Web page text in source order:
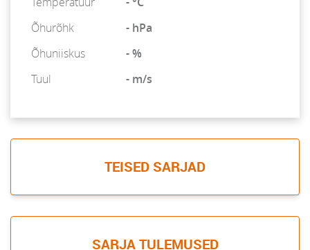
Õhurõhk
- hPa
Õhuniiskus
- %
Tuul
- m/s
TEISED SARJAD
SARJA TULEMUSED